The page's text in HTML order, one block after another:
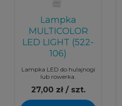
Lampka
MULTICOLOR
LED LIGHT (522-
106)
Lampka LED do hulajnogi
lub rowerka.
27,00 zł / szt.